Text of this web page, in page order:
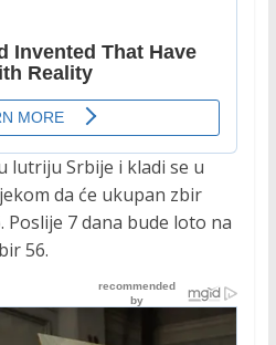
lutriju Srbije i kladi se u
da će ukupan zbir
7 dana bude loto na
56.